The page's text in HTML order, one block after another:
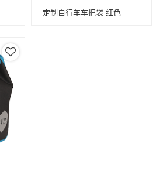
定制自行车车把袋-红色